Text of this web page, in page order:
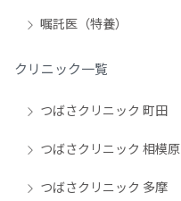
嘱託医（特養）
クリニック一覧
つばさクリニック 町田
つばさクリニック 相模原
つばさクリニック 多摩